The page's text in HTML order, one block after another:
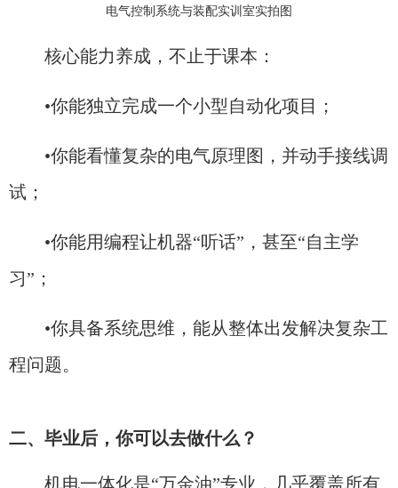
电气控制系统与装配实训室实拍图
核心能力养成，不止于课本：
•你能独立完成一个小型自动化项目；
•你能看懂复杂的电气原理图，并动手接线调
试；
•你能用编程让机器“听话”，甚至“自主学
习”；
•你具备系统思维，能从整体出发解决复杂工
程问题。
二、毕业后，你可以去做什么？
机电一体化是“万金油”专业，几乎覆盖所有